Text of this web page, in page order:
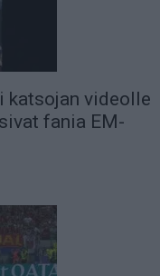
katsojan videolle
fania EM-